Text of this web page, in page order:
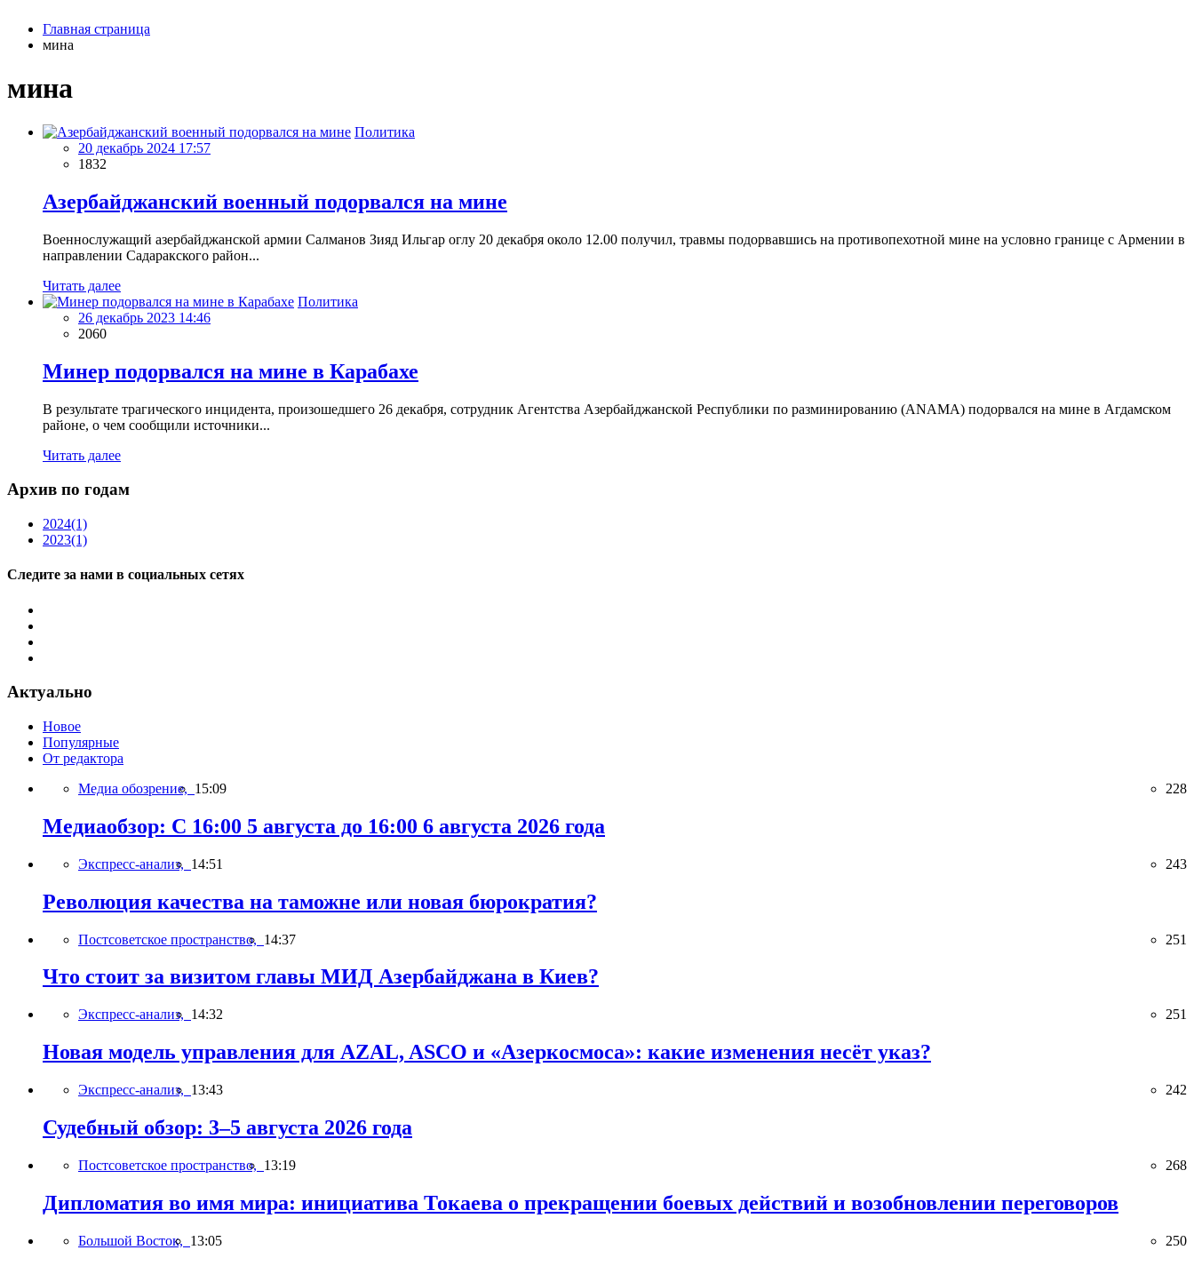
Главная страница
мина
мина
Политика
20 декабрь 2024 17:57
1832
Азербайджанский военный подорвался на мине
Военнослужащий азербайджанской армии Салманов Зияд Ильгар оглу 20 декабря около 12.00 получил, травмы подорвавшись на противопехотной мине на условно границе с Армении в
направлении Садаракского район...
Читать далее
Политика
26 декабрь 2023 14:46
2060
Минер подорвался на мине в Карабахе
В результате трагического инцидента, произошедшего 26 декабря, сотрудник Агентства Азербайджанской Республики по разминированию (ANAMA) подорвался на мине в Агдамском
районе, о чем сообщили источники...
Читать далее
Архив по годам
2024(1)
2023(1)
Следите за нами в социальных сетях
Актуально
Новое
Популярные
От редактора
Медиа обозрение, 15:09 228
Медиаобзор: С 16:00 5 августа до 16:00 6 августа 2026 года
Экспресс-анализ, 14:51 243
Революция качества на таможне или новая бюрократия?
Постсоветское пространство, 14:37 251
Что стоит за визитом главы МИД Азербайджана в Киев?
Экспресс-анализ, 14:32 251
Новая модель управления для AZAL, ASCO и «Азеркосмоса»: какие изменения несёт указ?
Экспресс-анализ, 13:43 242
Судебный обзор: 3–5 августа 2026 года
Постсоветское пространство, 13:19 268
Дипломатия во имя мира: инициатива Токаева о прекращении боевых действий и возобновлении переговоров
Большой Восток, 13:05 250